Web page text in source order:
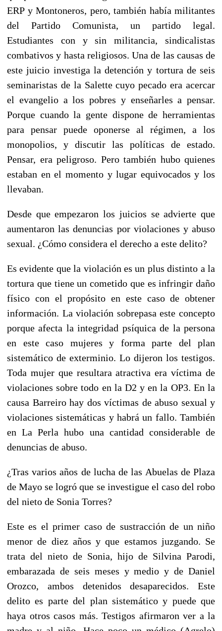
ERP y Montoneros, pero, también había militantes
del Partido Comunista, un partido legal.
Estudiantes con y sin militancia, sindicalistas
combativos y hasta religiosos. Una de las causas de
este juicio investiga la detención y tortura de seis
seminaristas de la Salette cuyo pecado era acercar
el evangelio a los pobres y enseñarles a pensar.
Porque cuando la gente dispone de herramientas
para pensar puede oponerse al régimen, a los
monopolios, y discutir las políticas de estado.
Pensar, era peligroso. Pero también hubo quienes
estaban en el momento y lugar equivocados y los
llevaban.
Desde que empezaron los juicios se advierte que
aumentaron las denuncias por violaciones y abuso
sexual. ¿Cómo considera el derecho a este delito?
Es evidente que la violación es un plus distinto a la
tortura que tiene un cometido que es infringir daño
físico con el propósito en este caso de obtener
información. La violación sobrepasa este concepto
porque afecta la integridad psíquica de la persona
en este caso mujeres y forma parte del plan
sistemático de exterminio. Lo dijeron los testigos.
Toda mujer que resultara atractiva era víctima de
violaciones sobre todo en la D2 y en la OP3. En la
causa Barreiro hay dos víctimas de abuso sexual y
violaciones sistemáticas y habrá un fallo. También
en La Perla hubo una cantidad considerable de
denuncias de abuso.
¿Tras varios años de lucha de las Abuelas de Plaza
de Mayo se logró que se investigue el caso del robo
del nieto de Sonia Torres?
Este es el primer caso de sustracción de un niño
menor de diez años y que estamos juzgando. Se
trata del nieto de Sonia, hijo de Silvina Parodi,
embarazada de seis meses y medio y de Daniel
Orozco, ambos detenidos desaparecidos. Este
delito es parte del plan sistemático y puede que
haya otros casos más. Testigos afirmaron ver a la